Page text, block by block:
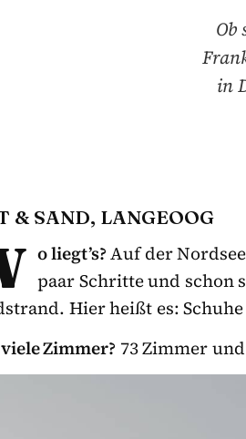
Ob
in
& SAND, LANGEOOG
o liegt’s?Auf der
paar Schritte und schon
Hier heißt es:
Zimmer? 73 Zimmer